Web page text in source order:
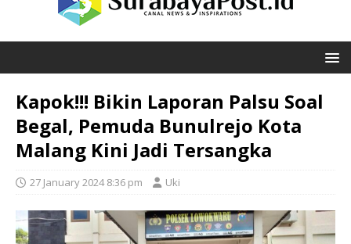
Kapok!!! Bikin Laporan Palsu Soal
Begal, Pemuda Bunulrejo Kota
Malang Kini Jadi Tersangka
27 January 2024 8:36 pm Uki